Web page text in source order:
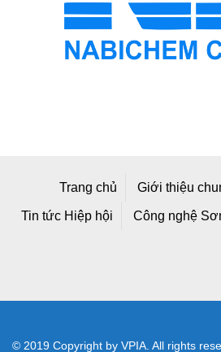
Trang chủ Giới thiệu
Tin tức Hiệp hội Công nghệ
© 2019 Copyright by VPIA. All rights